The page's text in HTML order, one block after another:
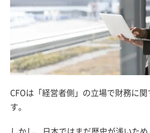
CFOは「経営者側」の立場で財務に
す。